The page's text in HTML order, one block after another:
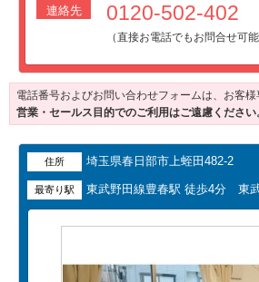
連絡先 0120-502-402
（直接お電話でもお問合せ可能
電話番号およびお問い合わせフォームは、お客様
営業・セールス目的でのご利用はご遠慮ください
住所 埼玉県春日部市上蛭田482-2
最寄り駅 東武野田線豊春駅 徒歩4分 東